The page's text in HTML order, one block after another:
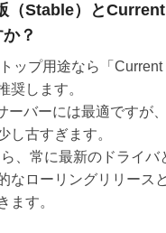
（Stable）と
？
ップ用途なら「Current
奨します。
ーバーには最適ですが
し古すぎます。
、常に最新のドライバ
なローリングリリース
ます。